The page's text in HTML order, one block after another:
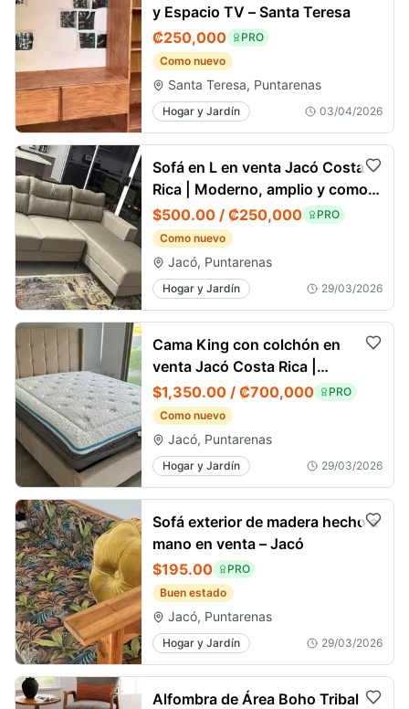
y Espacio TV – Santa Teresa
₡250,000
PRO
Como nuevo
Santa Teresa, Puntarenas
Hogar y Jardín 03/04/2026
Sofá en L en venta Jacó Costa
Rica | Moderno, amplio y como
nuevo
$500.00 / ₡250,000
PRO
Como nuevo
Jacó, Puntarenas
Hogar y Jardín 29/03/2026
Cama King con colchón en
venta Jacó Costa Rica |
Moderna, como nueva
$1,350.00 / ₡700,000
PRO
Como nuevo
Jacó, Puntarenas
Hogar y Jardín 29/03/2026
Sofá exterior de madera hecho a
mano en venta – Jacó
$195.00
PRO
Buen estado
Jacó, Puntarenas
Hogar y Jardín 29/03/2026
Alfombra de Área Boho Tribal